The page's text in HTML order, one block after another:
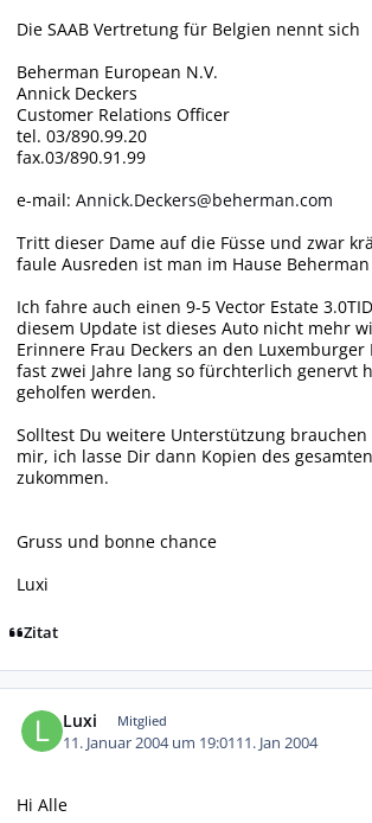
Die SAAB Vertretung für Belgien nennt sich
Beherman European N.V.
Annick Deckers
Customer Relations Officer
tel. 03/890.99.20
fax.03/890.91.99
e-mail: Annick.Deckers@beherman.com
Tritt dieser Dame auf die Füsse und zwar
faule Ausreden ist man im Hause
Ich fahre auch einen 9-5 Vector Estate
diesem Update ist dieses Auto nicht mehr
Erinnere Frau Deckers an den
fast zwei Jahre lang so fürchterlich genervt
geholfen werden.
Solltest Du weitere Unterstützung
mir, ich lasse Dir dann Kopien des
zukommen.
Gruss und bonne chance
Luxi
Zitat
Luxi Mitglied
11. Januar 2004 um 19:0111. Jan 2004
Hi Alle